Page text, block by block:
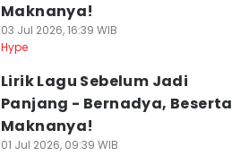
Maknanya!
03 Jul 2026, 16:39 WIB
Hype
Lirik Lagu Sebelum Jadi
Panjang - Bernadya, Beserta
Maknanya!
01 Jul 2026, 09:39 WIB